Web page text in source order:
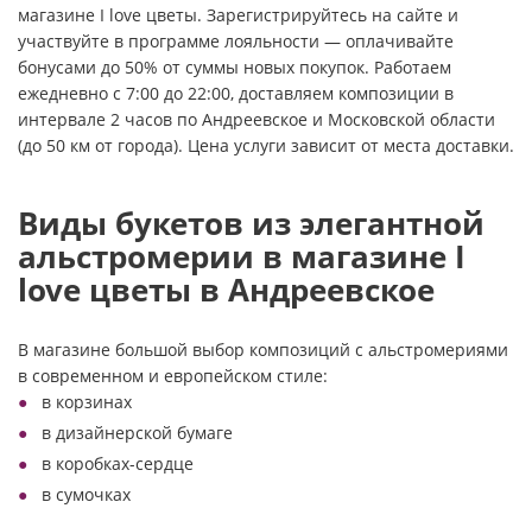
магазине I love цветы. Зарегистрируйтесь на сайте и
участвуйте в программе лояльности — оплачивайте
бонусами до 50% от суммы новых покупок. Работаем
ежедневно с 7:00 до 22:00, доставляем композиции в
интервале 2 часов по Андреевское и Московской области
(до 50 км от города). Цена услуги зависит от места доставки.
Виды букетов из элегантной
альстромерии в магазине I
love цветы в Андреевское
В магазине большой выбор композиций с альстромериями
в современном и европейском стиле:
в корзинах
в дизайнерской бумаге
в коробках-сердце
в сумочках